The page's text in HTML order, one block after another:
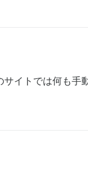
イトでは何も手